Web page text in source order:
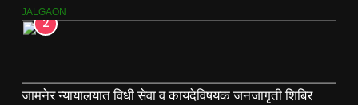
वाटप.
JALGAON
2
जामनेर न्यायालयात विधी सेवा व कायदेविषयक जनजागृती शिबिर